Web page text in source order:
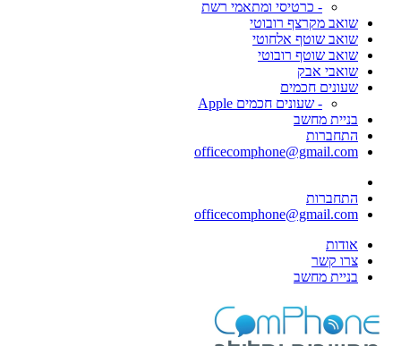
- כרטיסי ומתאמי רשת
שואב מקרצף רובוטי
שואב שוטף אלחוטי
שואב שוטף רובוטי
שואבי אבק
שעונים חכמים
- שעונים חכמים Apple
בניית מחשב
התחברות
officecomphone@gmail.com
התחברות
officecomphone@gmail.com
אודות
צרו קשר
בניית מחשב